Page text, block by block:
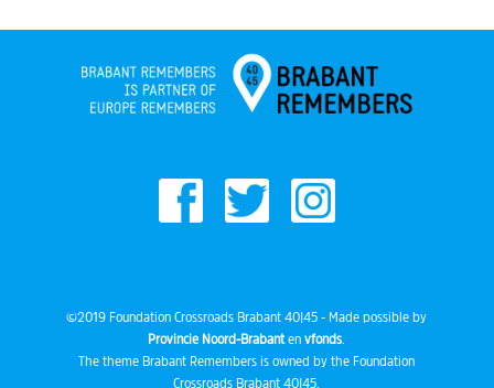
©2019 Foundation Crossroads Brabant 40|45 - Made possible by
Provincie Noord-Brabantenvfonds
The theme Brabant Remembers is owned by the Foundation
Crossroads Brabant 40|45.